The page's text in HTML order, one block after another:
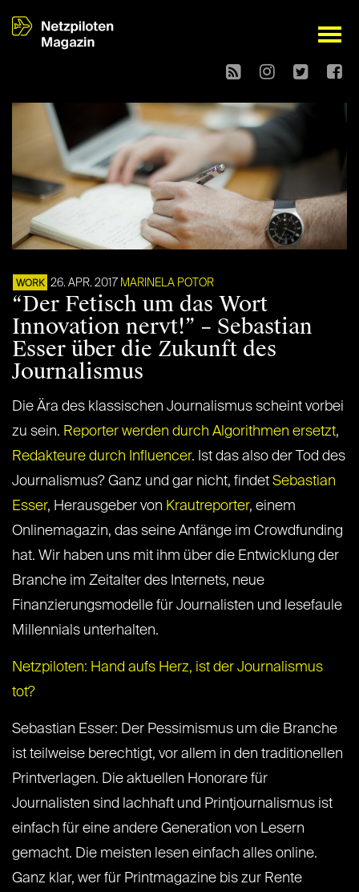
open
WORK 26. APR. 2017 MARINELA POTOR
“Der Fetisch um das Wort
Innovation nervt!” – Sebastian
Esser über die Zukunft des
Journalismus
Die Ära des klassischen Journalismus scheint vorbei
zu sein. Reporter werden durch Algorithmen ersetzt,
Redakteure durch Influencer. Ist das also der Tod des
Journalismus? Ganz und gar nicht, findet Sebastian
Esser, Herausgeber von Krautreporter, einem
Onlinemagazin, das seine Anfänge im Crowdfunding
hat. Wir haben uns mit ihm über die Entwicklung der
Branche im Zeitalter des Internets, neue
Finanzierungsmodelle für Journalisten und lesefaule
Millennials unterhalten.
Netzpiloten: Hand aufs Herz, ist der Journalismus
tot?
Sebastian Esser: Der Pessimismus um die Branche
ist teilweise berechtigt, vor allem in den traditionellen
Printverlagen. Die aktuellen Honorare für
Journalisten sind lachhaft und Printjournalismus ist
einfach für eine andere Generation von Lesern
gemacht. Die meisten lesen einfach alles online.
Ganz klar, wer für Printmagazine bis zur Rente